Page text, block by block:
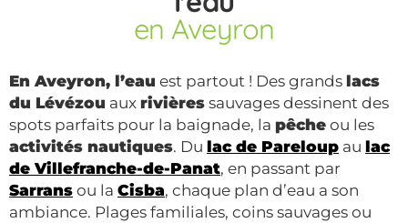
en Aveyron
En Aveyron, l’eau est partout ! Des grands lacs
du Lévézou aux rivières sauvages dessinent des
spots parfaits pour la baignade, la pêche ou les
activités nautiques. Du lac de Pareloup au lac
de Villefranche-de-Panat, en passant par
Sarrans ou la Cisba, chaque plan d’eau a son
ambiance. Plages familiales, coins sauvages ou